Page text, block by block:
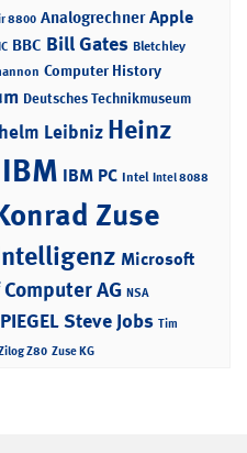
8800 Analogrechner Apple
BBC Bill Gates Bletchley
Computer History
Deutsches Technikmuseum
Leibniz Heinz
IBM IBM PC Intel Intel 8088
Zuse
Microsoft
AG NSA
Steve Jobs Tim
Z80 Zuse KG